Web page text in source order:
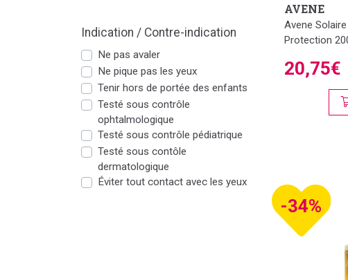
Indication / Contre-indication
Ne pas avaler
Ne pique pas les yeux
Tenir hors de portée des enfants
Testé sous contrôle
ophtalmologique
Testé sous contrôle pédiatrique
Testé sous contôle
dermatologique
Éviter tout contact avec les yeux
AVENE
Avene
Protection
20,75€
-34%